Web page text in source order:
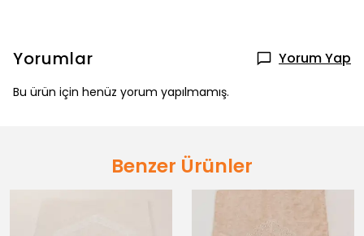
Yorumlar Yorum Yap
Bu ürün için henüz yorum yapılmamış.
Benzer Ürünler